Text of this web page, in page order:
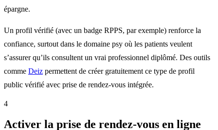
épargne.
Un profil vérifié (avec un badge RPPS, par exemple) renforce la
confiance, surtout dans le domaine psy où les patients veulent
s’assurer qu’ils consultent un vrai professionnel diplômé. Des outils
comme Deiz permettent de créer gratuitement ce type de profil
public vérifié avec prise de rendez-vous intégrée.
4
Activer la prise de rendez-vous en ligne